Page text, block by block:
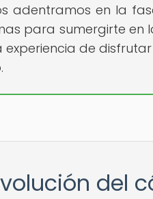
adentramos en la
para sumergirte en
de
del